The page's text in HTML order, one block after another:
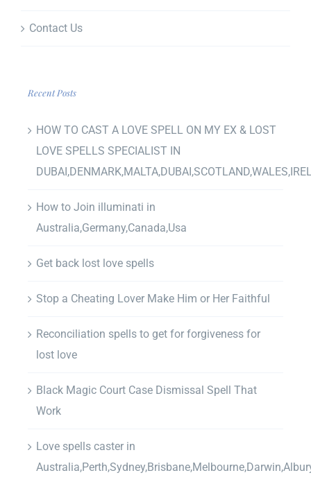
Contact Us
Recent Posts
HOW TO CAST A LOVE SPELL ON MY EX & LOST
LOVE SPELLS SPECIALIST IN
How to Join illuminati in
Australia,Germany,Canada,Usa
Get back lost love spells
Stop a Cheating Lover Make Him or Her Faithful
Reconciliation spells to get for forgiveness for
lost love
Black Magic Court Case Dismissal Spell That
Work
Love spells caster in